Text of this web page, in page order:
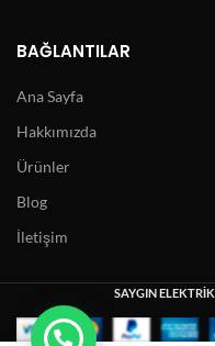
BAĞLANTILAR
Ana Sayfa
Hakkımızda
Ürünler
Blog
İletişim
SAYGIN ELEKTRİK